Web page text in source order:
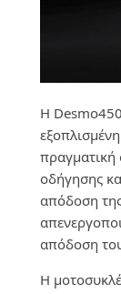
Η
πραγματική
οδήγησης
απόδοση
απόδοση
Η